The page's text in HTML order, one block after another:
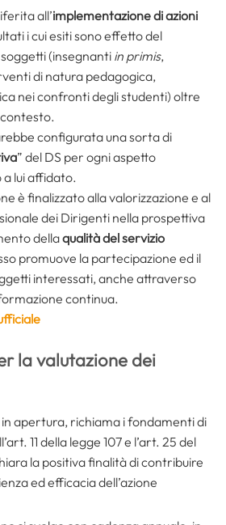
all’implementazione di azioni
i cui esiti sono effetto del
(insegnanti in primis,
di natura pedagogica,
nei confronti degli studenti) oltre
configurata una sorta di
” del DS per ogni aspetto
a lui affidato.
è finalizzato alla valorizzazione e al
dei Dirigenti nella prospettiva
dellaqualità del servizio
promuove la partecipazione ed il
interessati, anche attraverso
continua.
la valutazione dei
in apertura, richiama i fondamenti di
11 della legge 107 e l’art. 25 del
la positiva finalità di contribuire
ed efficacia dell’azione